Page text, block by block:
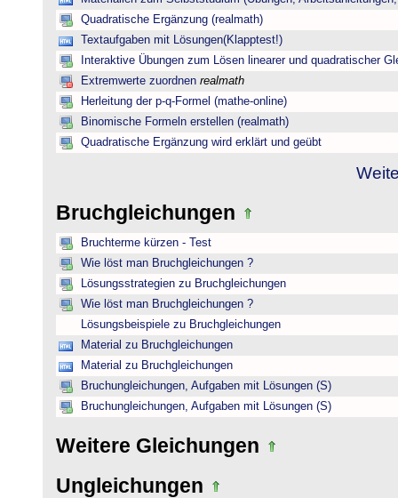
Quadratische Ergänzung (realmath)
Textaufgaben mit Lösungen(Klapptest!)
Interaktive Übungen zum Lösen linearer und quadratischer
Extremwerte zuordnen realmath
Herleitung der p-q-Formel (mathe-online)
Binomische Formeln erstellen (realmath)
Quadratische Ergänzung wird erklärt und geübt
Bruchgleichungen
Bruchterme kürzen - Test
Wie löst man Bruchgleichungen ?
Lösungsstrategien zu Bruchgleichungen
Wie löst man Bruchgleichungen ?
Lösungsbeispiele zu Bruchgleichungen
Material zu Bruchgleichungen
Material zu Bruchgleichungen
Bruchungleichungen, Aufgaben mit Lösungen (S)
Bruchungleichungen, Aufgaben mit Lösungen (S)
Weitere Gleichungen
Ungleichungen